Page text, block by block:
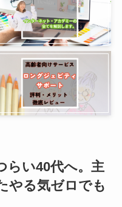
らい40代へ。主
やる気ゼロでも